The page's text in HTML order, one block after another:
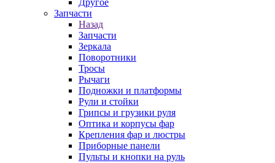
Другое
Запчасти
Назад
Запчасти
Зеркала
Поворотники
Тросы
Рычаги
Подножки и платформы
Рули и стойки
Грипсы и грузики руля
Оптика и корпусы фар
Крепления фар и люстры
Приборные панели
Пульты и кнопки на руль